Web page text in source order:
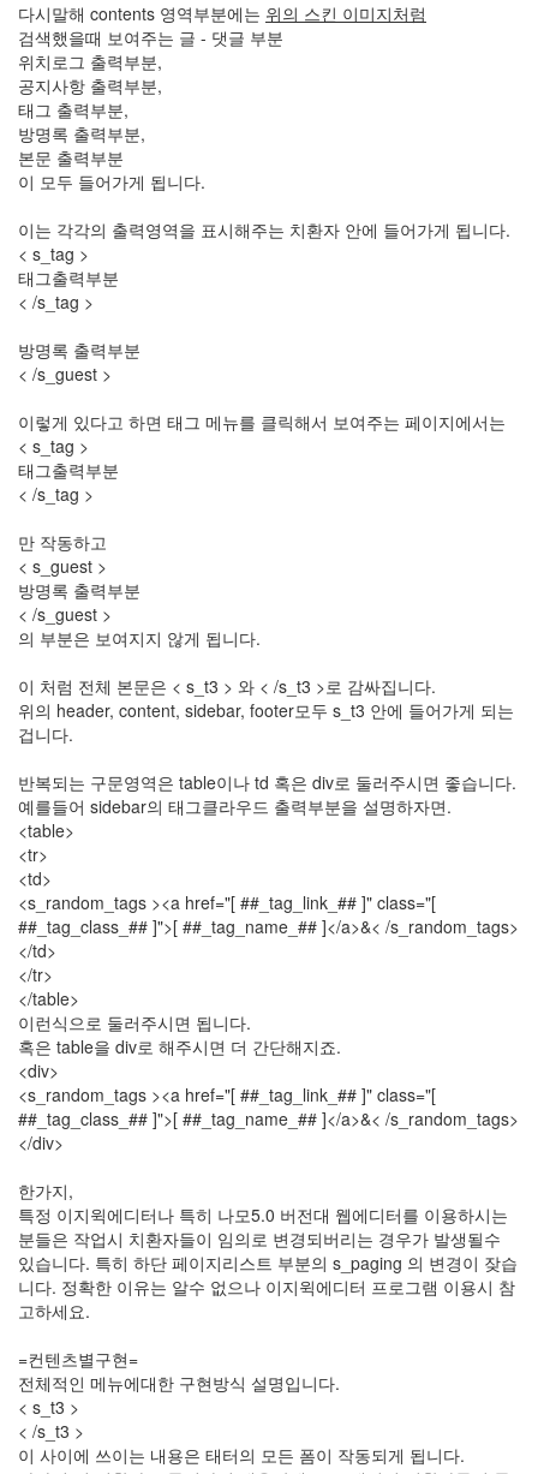
다시말해 contents 영역부분에는 위의 스킨 이미지처럼
검색했을때 보여주는 글 - 댓글 부분
위치로그 출력부분,
공지사항 출력부분,
태그 출력부분,
방명록 출력부분,
본문 출력부분
이 모두 들어가게 됩니다.
이는 각각의 출력영역을 표시해주는 치환자 안에 들어가게 됩니다.
< s_tag >
태그출력부분
< /s_tag >
방명록 출력부분
< /s_guest >
이렇게 있다고 하면 태그 메뉴를 클릭해서 보여주는 페이지에서는
< s_tag >
태그출력부분
< /s_tag >
만 작동하고
< s_guest >
방명록 출력부분
< /s_guest >
의 부분은 보여지지 않게 됩니다.
이 처럼 전체 본문은 < s_t3 > 와 < /s_t3 >로 감싸집니다.
위의 header, content, sidebar, footer모두 s_t3 안에 들어가게 되는
겁니다.
반복되는 구문영역은 table이나 td 혹은 div로 둘러주시면 좋습니다.
예를들어 sidebar의 태그클라우드 출력부분을 설명하자면.
<table>
<tr>
<td>
<s_random_tags ><a href="[ ##_tag_link_## ]" class="[
##_tag_class_## ]">[ ##_tag_name_## ]</a>&< /s_random_tags>
</td>
</tr>
</table>
이런식으로 둘러주시면 됩니다.
혹은 table을 div로 해주시면 더 간단해지죠.
<div>
<s_random_tags ><a href="[ ##_tag_link_## ]" class="[
##_tag_class_## ]">[ ##_tag_name_## ]</a>&< /s_random_tags>
</div>
한가지,
특정 이지윅에디터나 특히 나모5.0 버전대 웹에디터를 이용하시는
분들은 작업시 치환자들이 임의로 변경되버리는 경우가 발생될수
있습니다. 특히 하단 페이지리스트 부분의 s_paging 의 변경이 잦습
니다. 정확한 이유는 알수 없으나 이지윅에디터 프로그램 이용시 참
고하세요.
=컨텐츠별구현=
전체적인 메뉴에대한 구현방식 설명입니다.
< s_t3 >
< /s_t3 >
이 사이에 쓰이는 내용은 태터의 모든 폼이 작동되게 됩니다.
벚
꽃
Atomic
Kitten
종
아
리
만
Notices
멍
멍
들
의
우
정
LonnieNa
나
랑
똑
이
닮
은
By
LonnieNa
사
랑
의
조
건
By
LonnieNa
Find!
Categories
전
체
1002
2004
년
48
2004
년
7
월
14
2004
년
8